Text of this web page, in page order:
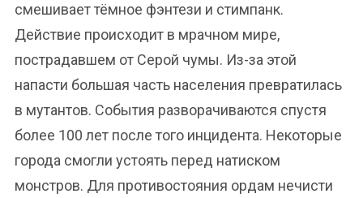
смешивает тёмное фэнтези и стимпанк.
Действие происходит в мрачном мире,
пострадавшем от Серой чумы. Из-за этой
напасти большая часть населения превратилась
в мутантов. События разворачиваются спустя
более 100 лет после того инцидента. Некоторые
города смогли устоять перед натиском
монстров. Для противостояния ордам нечисти